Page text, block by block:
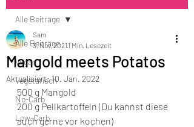
Alle Beiträge
Vegan
Vegetarisch
No-Carb
Low-Carb
Alle Beiträge
Mangold meets Potatos
Sam
3. Nov. 2021 1 Min. Lesezeit
Aktualisiert:10. Jan. 2022
500 g Mangold
200 g Pellkartoffeln (Du kannst diese
auch gerne vor kochen)